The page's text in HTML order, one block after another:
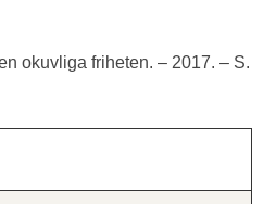
okuvliga friheten. – 2017. – S.